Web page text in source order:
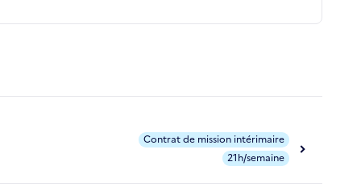
Contrat de mission intérimaire
21h/semaine